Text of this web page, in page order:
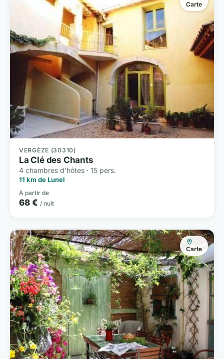
Carte
VERGÈZE (30310)
La Clé des Chants
4 chambres d'hôtes · 15 pers.
11 km de Lunel
À partir de
68 € / nuit
Carte